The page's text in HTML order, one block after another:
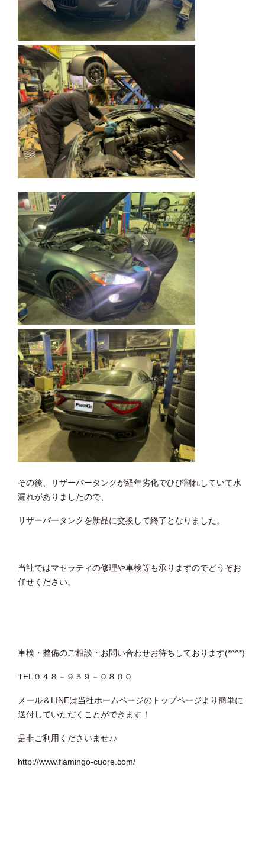
その後、リザーバータンクが経年劣化でひび割れしていて水
漏れがありましたので、
リザーバータンクを新品に交換して終了となりました。
当社ではマセラティの修理や車検等も承りますのでどうぞお
任せください。
車検・整備のご相談・お問い合わせお待ちしております(*^^*)
TEL０４８－９５９－０８００
メール＆LINEは当社ホームページのトップページより簡単に
送付していただくことができます！
是非ご利用くださいませ♪♪
http://www.flamingo-cuore.com/